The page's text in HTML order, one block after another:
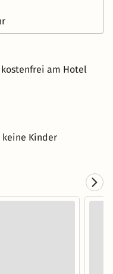
am Hotel
keine Kinder